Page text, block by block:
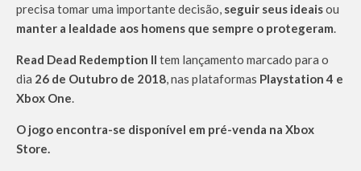
precisa tomar uma importante decisão, seguir seus ideaisou
manter a lealdade aos homens que sempre o protegeram.
Read Dead Redemption II tem lançamento marcado para o
dia 26 de Outubro de 2018, nas plataformas Playstation 4 e
Xbox One.
O jogo encontra-se disponível em pré-venda na Xbox
Store.